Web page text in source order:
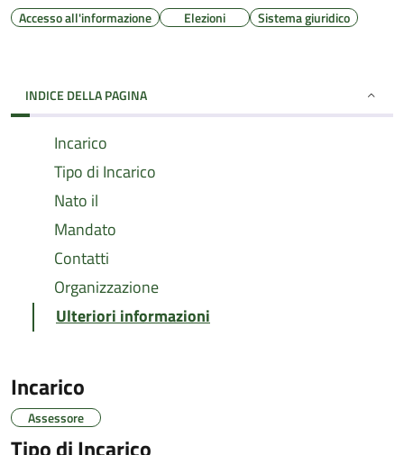
Accesso all'informazione Elezioni Sistema giuridico
INDICE DELLA PAGINA
Incarico
Tipo di Incarico
Nato il
Mandato
Contatti
Organizzazione
Ulteriori informazioni
Incarico
Assessore